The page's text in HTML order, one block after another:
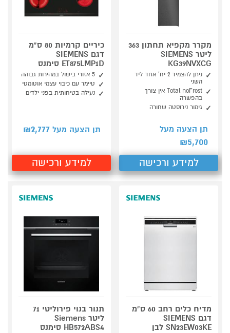
מקרר מקפיא תחתון 363
ליטר SIEMENS
KG39NVXCG
ניתן להצמיד 2 יח' אחד ליד
השני
Total noFrost אין צורך
בהפשרה
גימור נירוסטה שחורה
תן הצעה מעל
₪5,700
למידע ורכישה
כיריים קרמיות 80 ס"מ
דגם SIEMENS
ET875LMP1D סימנס
5 אזורי בישול במהירות גבוהה
טיימר עם כיבוי עצמי אוטומטי
נעילה בטיחותית בפני ילדים
תן הצעה מעל ₪ 2,777
למידע ורכישה
מדיח כלים רחב 60 ס"מ
דגם SIEMENS
SN23EW03KE לבן
תנור בנוי פירוליטי 71
ליטר Siemens
HB572ABS4 סימנס